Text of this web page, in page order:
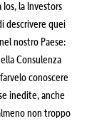
la Investors
descrivere quei
nostro Paese:
Consulenza
conoscere
inedite, anche
non troppo